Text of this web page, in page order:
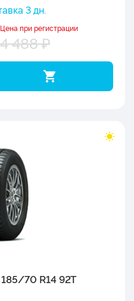
3 дн.
Цена при регистрации
4 488 ₽
70 R14 92T